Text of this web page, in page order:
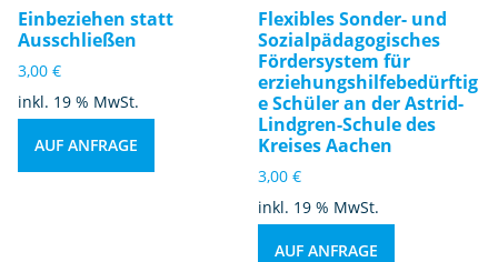
Einbeziehen statt
Ausschließen
3,00 €
inkl. 19 % MwSt.
AUF ANFRAGE
Flexibles Sonder- und
Sozialpädagogisches
Fördersystem für
erziehungshilfebedürftig
e Schüler an der Astrid-
Lindgren-Schule des
Kreises Aachen
3,00€
inkl. 19 % MwSt.
AUF ANFRAGE